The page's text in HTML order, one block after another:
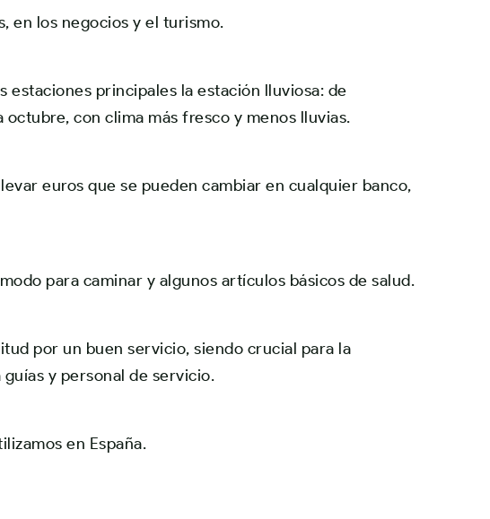
en los negocios y el turismo.
estaciones principales la estación lluviosa: de
con clima más fresco y menos lluvias.
euros que se pueden cambiar en cualquier banco,
para caminar y algunos artículos básicos de salud.
por un buen servicio, siendo crucial para la
y personal de servicio.
en España.